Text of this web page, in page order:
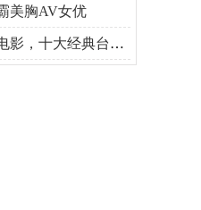
美胸AV女优
十大经典台湾三级